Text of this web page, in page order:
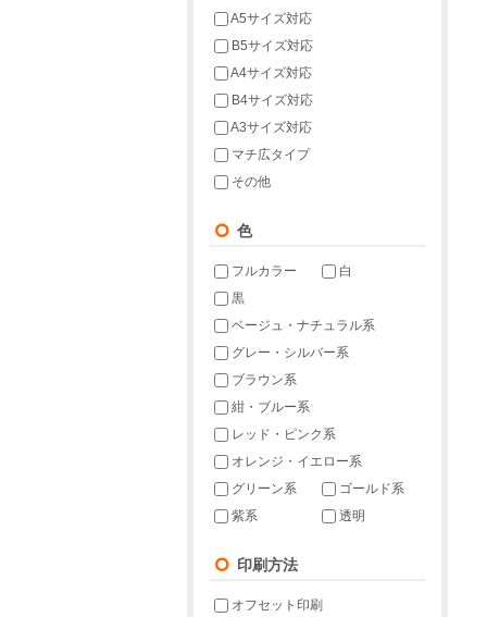
A5サイズ対応
B5サイズ対応
A4サイズ対応
B4サイズ対応
A3サイズ対応
マチ広タイプ
その他
色
フルカラー
白
黒
ベージュ・ナチュラル系
グレー・シルバー系
ブラウン系
紺・ブルー系
レッド・ピンク系
オレンジ・イエロー系
グリーン系
ゴールド系
紫系
透明
印刷方法
オフセット印刷